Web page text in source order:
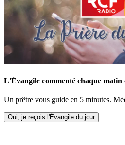
L'Évangile commenté chaque matin
Un prêtre vous guide en 5 minutes.
Oui, je reçois l'Évangile du jour